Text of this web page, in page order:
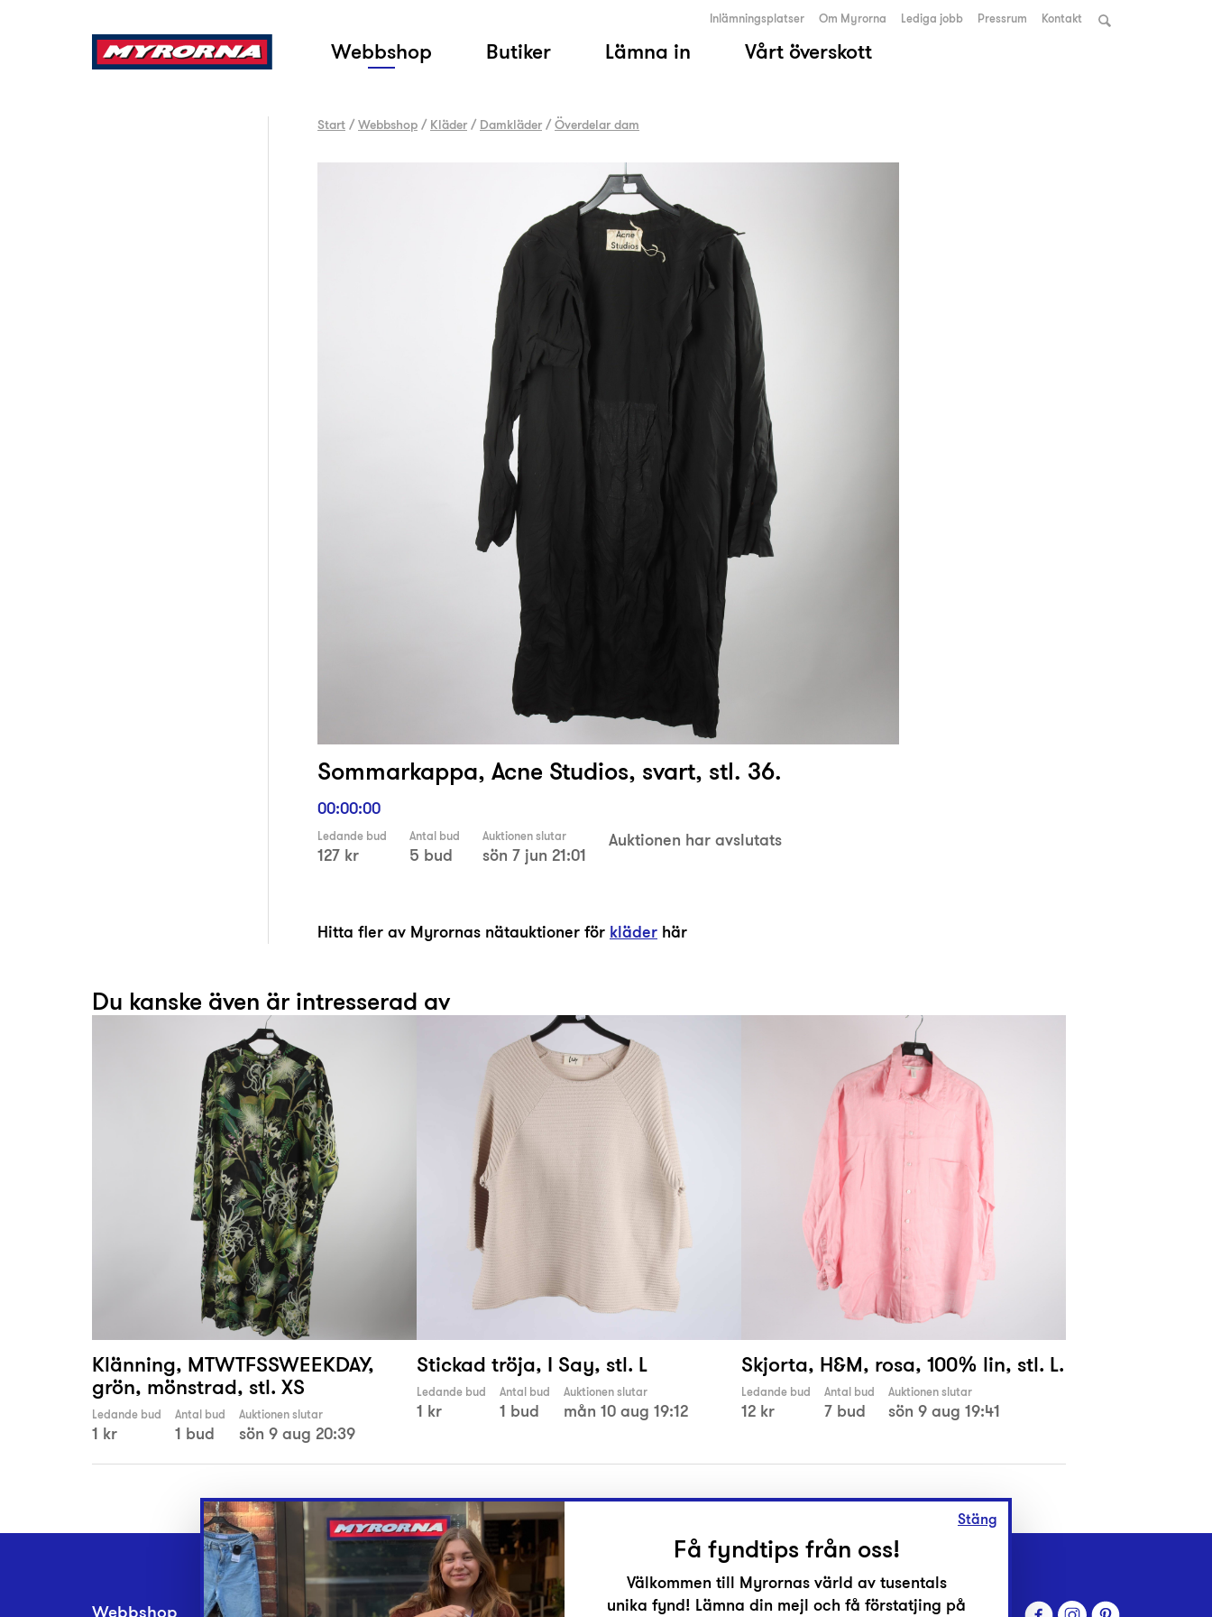
Webbshop Butiker Lämna in Vårt överskott
Inlämningsplatser Om Myrorna Lediga jobb Pressrum Kontakt
Start /Webbshop / Kläder / Damkläder /Överdelar dam
Sommarkappa, Acne Studios, svart, stl. 36.
00:00:00
Ledande bud
127 kr
Antal bud
5 bud
Auktionen slutar
sön 7 jun 21:01
Auktionen har avslutats
Hitta fler av Myrornas nätauktioner för kläder här
Du kanske även är intresserad av
Klänning, MTWTFSSWEEKDAY,
grön, mönstrad, stl. XS
Ledande bud
1 kr
Antal bud
1 bud
Auktionen slutar
sön 9 aug 20:39
Stickad tröja, I Say, stl. L
Ledande bud
1 kr
Antal bud
1 bud
Auktionen slutar
mån 10 aug 19:12
Skjorta, H&M, rosa, 100% lin, stl. L.
Ledande bud
12 kr
Antal bud
7 bud
Auktionen slutar
sön 9 aug 19:41
Stäng
Få fyndtips från oss!
Välkommen till Myrornas värld av tusentals
unika fynd! Lämna din mejl och få förstatjing på